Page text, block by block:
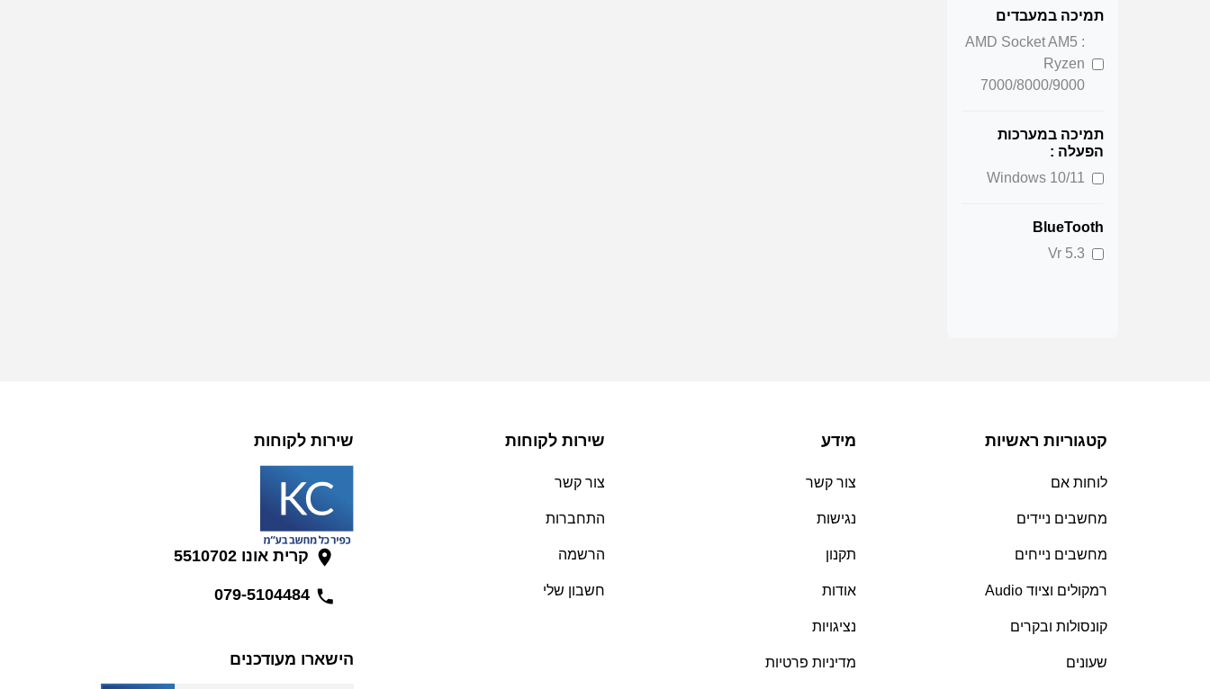
תמיכה במעבדים
AMD Socket AM5 :
Ryzen
7000/8000/9000
תמיכה במערכות
הפעלה :
Windows 10/11
BlueTooth
Vr 5.3
קטגוריות ראשיות
לוחות אם
מחשבים ניידים
מחשבים נייחים
רמקולים וציוד Audio
קונסולות ובקרים
שעונים
מידע
צור קשר
נגישות
תקנון
אודות
נציגויות
מדיניות פרטיות
שירות לקוחות
צור קשר
התחברות
הרשמה
חשבון שלי
שירות לקוחות
קרית אונו 5510702
הישארו מעודכנים